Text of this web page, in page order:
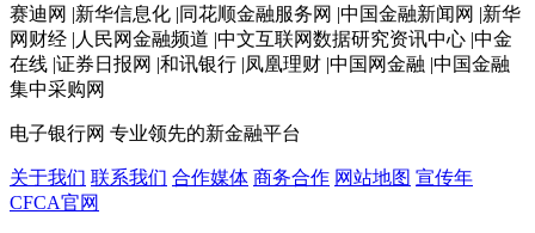
赛迪网 |新华信息化 |同花顺金融服务网 |中国金融新闻网 |新华
网财经 |人民网金融频道 |中文互联网数据研究资讯中心 |中金
在线 |证券日报网 |和讯银行 |凤凰理财 |中国网金融 |中国金融
集中采购网
电子银行网 专业领先的新金融平台
关于我们 联系我们 合作媒体 商务合作 网站地图 宣传年
CFCA官网